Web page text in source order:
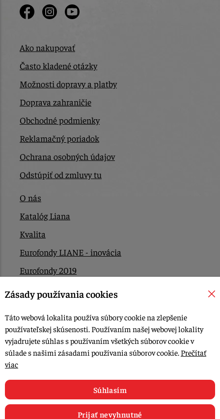
Ako nakupovať
Často kladené otázky
Možnosti dopravy a platby
Doprava zahraničie
Obchodné podmienky
Reklamačný poriadok
Ochrana osobných údajov
Odstúpiť od zmluvy tu
O nás
Katalóg Liana
Kvalita
Eurofondy LIANE - inovácia
Eurofondy 2019
Eurofondy 2022/2023
Kontakt
© 2015-2026, LIANA GOLIAŠ s.r.o. všetky práva vyhradené.
Upraviť nastavenia Cookies
Zásady používania cookies
Táto webová lokalita používa súbory cookie na zlepšenie
používateľskej skúsenosti. Používaním našej webovej lokality
vyjadrujete súhlas s používaním všetkých súborov cookie v
súlade s našimi zásadami používania súborov cookie. Prečítať
viac
Súhlasím
Prijať nevyhnutné